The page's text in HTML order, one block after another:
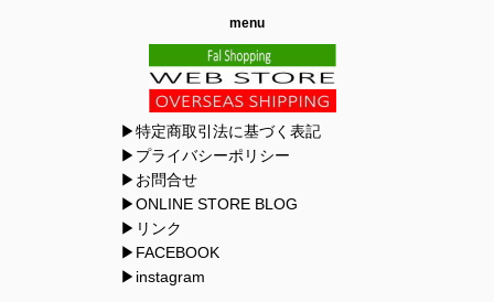
menu
▶特定商取引法に基づく表記
▶プライバシーポリシー
▶お問合せ
▶ONLINE STORE BLOG
▶リンク
▶FACEBOOK
▶instagram